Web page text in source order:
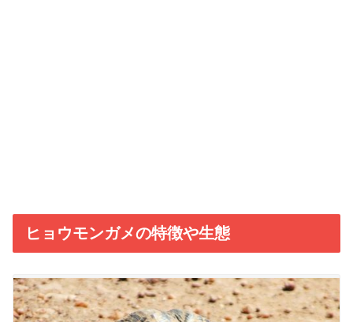
ヒョウモンガメの特徴や生態